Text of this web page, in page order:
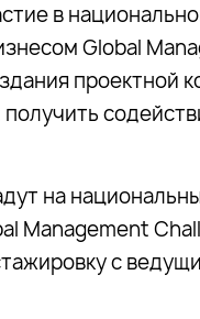
в
Global
проектной
на
Management
с